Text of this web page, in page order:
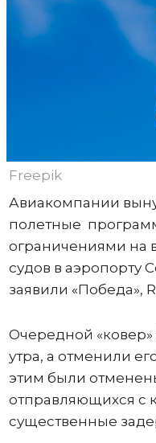
Freepik
Авиакомпании
полетные
ограничениями на
судов в аэропорту
заявили «Победа»,
Очередной
утра, а отменили
этим были
отправляющихся с
существенные